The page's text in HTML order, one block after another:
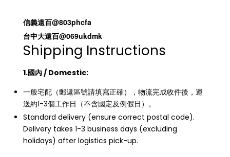
信義遠百@803phcfa
台中大遠百@069ukdmk
Shipping Instructions
1.國內 / Domestic:
一般宅配（郵遞區號請填寫正確），物流完成收件後，運
送約1-3個工作日（不含國定及例假日）。
Standard delivery (ensure correct postal code).
Delivery takes 1-3 business days (excluding
holidays) after logistics pick-up.